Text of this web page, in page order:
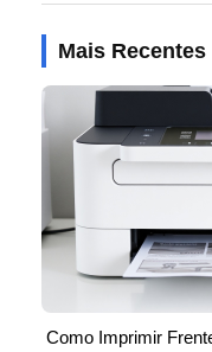
Mais Recentes
Como Imprimir